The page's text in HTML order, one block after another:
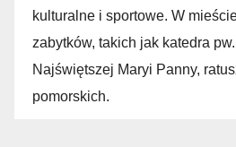
kulturalne i sportowe. W
zabytków, takich jak katedra
Najświętszej Maryi Panny,
pomorskich.